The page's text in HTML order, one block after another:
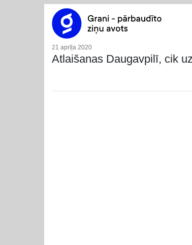
21 aprīļa 2020
Atlaišanas Daugavpilī, cik